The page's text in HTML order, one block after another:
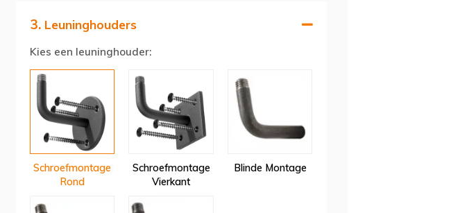
3. Leuninghouders
Kies een leuninghouder:
Schroefmontage
Rond
Schroefmontage
Vierkant
Blinde Montage